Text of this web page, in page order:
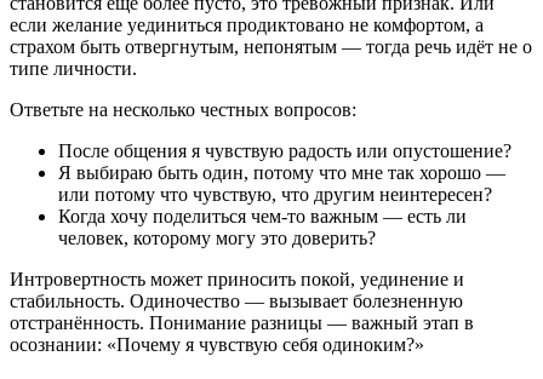
если желание уединиться продиктовано не комфортом, а
страхом быть отвергнутым, непонятым — тогда речь идёт не о
типе личности.
Ответьте на несколько честных вопросов:
После общения я чувствую радость или опустошение?
Я выбираю быть один, потому что мне так хорошо —
или потому что чувствую, что другим неинтересен?
Когда хочу поделиться чем-то важным — есть ли
человек, которому могу это доверить?
Интровертность может приносить покой, уединение и
стабильность. Одиночество — вызывает болезненную
отстранённость. Понимание разницы — важный этап в
осознании: «Почему я чувствую себя одиноким?»